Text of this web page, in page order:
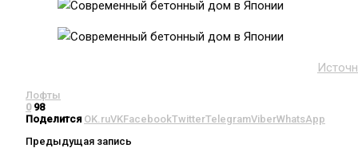
Лофты
0 98
Поделится OK.ruVKFacebookTwitterTelegramViberWhatsApp
Предыдущая запись